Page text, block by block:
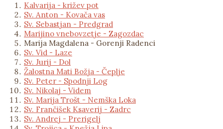
Kalvarija - križev pot
Sv. Anton - Kovača vas
Sv. Sebastjan - Predgrad
Marijino vnebovzetje - Zagozdac
Marija Magdalena - Gorenji Radenci
Sv. Vid - Laze
Sv. Jurij - Dol
Žalostna Mati Božja - Čeplje
Sv. Peter - Spodnji Log
Sv. Nikolaj - Videm
Sv. Marija Trošt - Nemška Loka
Sv. Frančišek Ksaverij - Zadrc
Sv. Andrej - Prerigelj